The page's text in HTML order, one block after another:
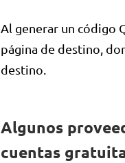
Al generar un código
página de destino,
destino.
Algunos
cuentas